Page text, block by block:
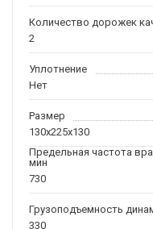
Количество дорожек
2
Уплотнение
Нет
Размер
130x225x130
Предельная частота
мин
730
Грузоподъемность
330